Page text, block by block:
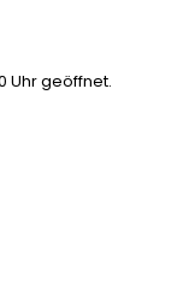
Uhr geöffnet.